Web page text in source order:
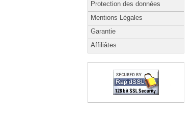
Protection des données
Mentions Légales
Garantie
Affiliâtes